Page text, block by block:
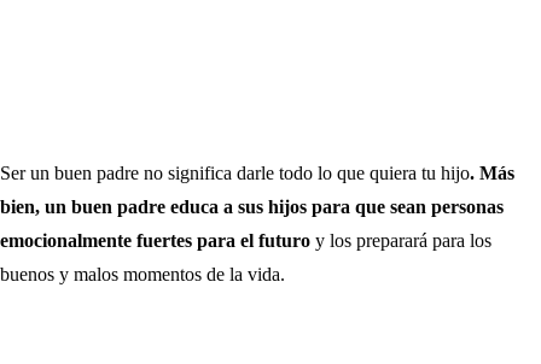
Ser un buen padre no significa darle todo lo que quiera tu hijo. Más
bien, un buen padre educa a sus hijos para que sean personas
emocionalmente fuertes para el futuro y los preparará para los
buenos y malos momentos de la vida.